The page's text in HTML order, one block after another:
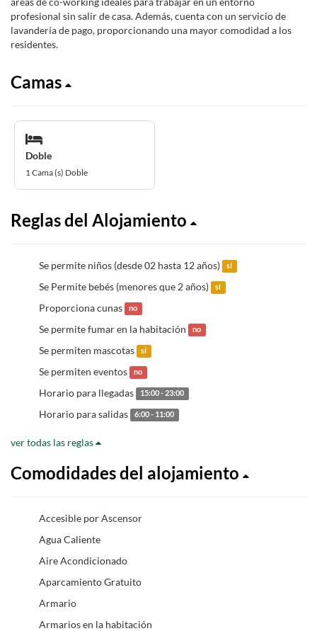
profesional sin salir de casa. Además, cuenta con un servicio de
lavandería de pago, proporcionando una mayor comodidad a los
residentes.
Camas
Doble
1 Cama (s) Doble
Reglas del Alojamiento
Se permite niños (desde 02 hasta 12 años) sí
Se Permite bebés (menores que 2 años) sí
Proporciona cunas no
Se permite fumar en la habitación no
Se permiten mascotas sí
Se permiten eventos no
Horario para llegadas 15:00 - 23:00
Horario para salidas 6:00 - 11:00
ver todas las reglas
Comodidades del alojamiento
Accesible por Ascensor
Agua Caliente
Aire Acondicionado
Aparcamiento Gratuito
Armario
Armarios en la habitación